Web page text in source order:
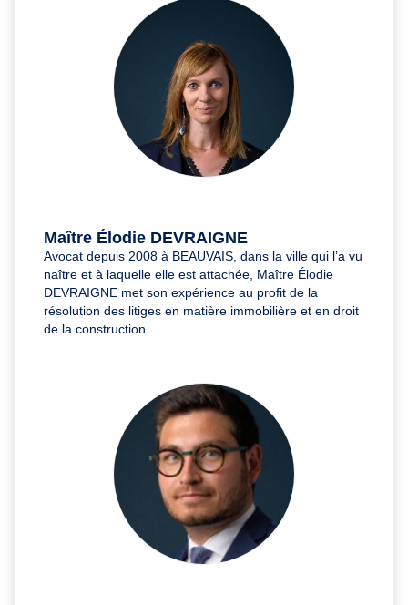
Maître Élodie DEVRAIGNE
Avocat depuis 2008 à BEAUVAIS, dans la ville qui l’a vu
naître et à laquelle elle est attachée, Maître Élodie
DEVRAIGNE met son expérience au profit de la
résolution des litiges en matière immobilière et en droit
de la construction.